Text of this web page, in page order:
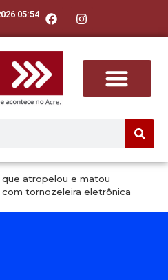
05:54
que atropelou e matou
com tornozeleira eletrônica